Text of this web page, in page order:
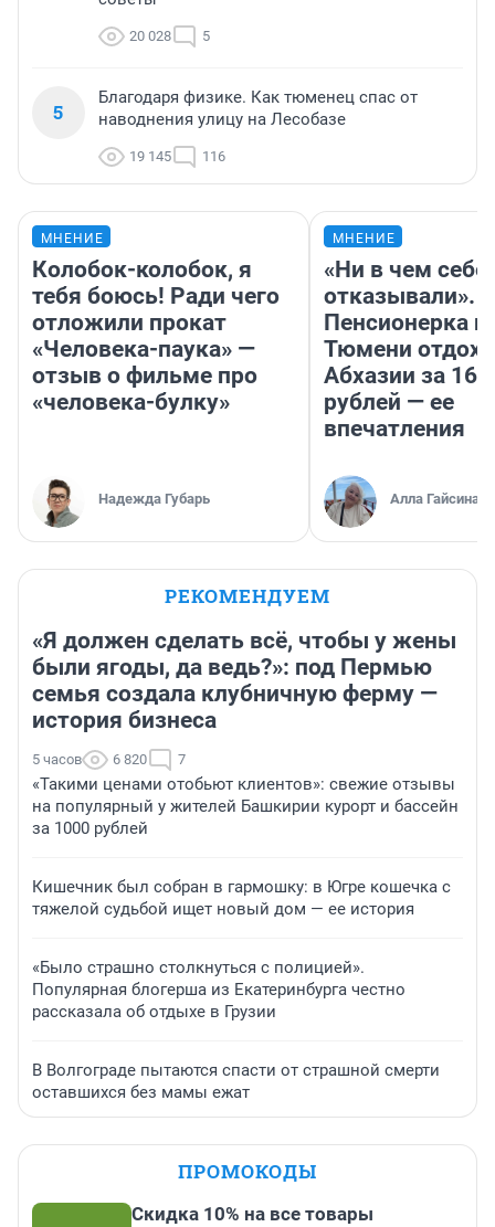
20 028 5
5
Благодаря физике. Как тюменец спас от
наводнения улицу на Лесобазе
19 145 116
МНЕНИЕ
Колобок-колобок, я
тебя боюсь! Ради чего
отложили прокат
«Человека-паука» —
отзыв о фильме про
«человека-булку»
Надежда Губарь
МНЕНИЕ
«Ни в чем себе
отказывали».
Пенсионерка
Тюмени
Абхазии за
рублей — ее
впечатления
Алла Гайсина
РЕКОМЕНДУЕМ
«Я должен сделать всё, чтобы у жены
были ягоды, да ведь?»: под Пермью
семья создала клубничную ферму —
история бизнеса
5 часов 6 820 7
«Такими ценами отобьют клиентов»: свежие отзывы
на популярный у жителей Башкирии курорт и бассейн
за 1000 рублей
Кишечник был собран в гармошку: в Югре кошечка с
тяжелой судьбой ищет новый дом — ее история
«Было страшно столкнуться с полицией».
Популярная блогерша из Екатеринбурга честно
рассказала об отдыхе в Грузии
В Волгограде пытаются спасти от страшной смерти
оставшихся без мамы ежат
ПРОМОКОДЫ
Скидка 10% на все товары